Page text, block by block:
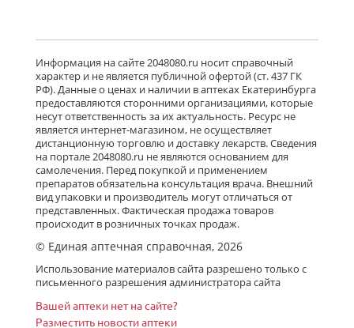
Информация на сайте 2048080.ru носит справочный
характер и не является публичной офертой (ст. 437 ГК
РФ). Данные о ценах и наличии в аптеках Екатеринбурга
предоставляются сторонними организациями, которые
несут ответственность за их актуальность. Ресурс не
является интернет-магазином, не осуществляет
дистанционную торговлю и доставку лекарств. Сведения
на портале 2048080.ru не являются основанием для
самолечения. Перед покупкой и применением
препаратов обязательна консультация врача. Внешний
вид упаковки и производитель могут отличаться от
представленных. Фактическая продажа товаров
происходит в розничных точках продаж.
© Единая аптечная справочная, 2026
Использование материалов сайта разрешено только с
письменного разрешения администратора сайта
Вашей аптеки нет на сайте?
Разместить новости аптеки